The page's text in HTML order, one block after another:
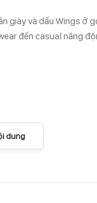
giày và dấu Wings
đến casual năng
là một phần của
dung